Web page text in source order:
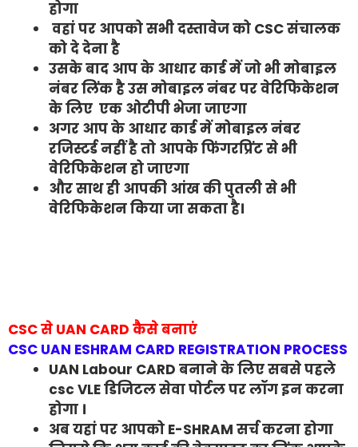
होगा
वहां पर आपको सभी दस्तावेज को CSC संचालक
को दे देना है
उसके बाद आप के आधार कार्ड में जो भी मोबाइल
नंबर लिंक है उस मोबाइल नंबर पर वेरिफिकेशन
के लिए एक ओटीपी भेजा जाएगा
अगर आप के आधार कार्ड में मोबाइल नंबर
रजिस्टर्ड नहीं है तो आपके फिंगरप्रिंट से भी
वेरिफिकेशन हो जाएगा
और साथ ही आपकी आंख की पुतली से भी
वेरिफिकेशन किया जा सकता है।
CSC से UAN CARD कैसे बनाएं
CSC UAN ESHRAM CARD REGISTRATION PROCESS
UAN Labour CARD बनाने के लिए सबसे पहले
csc VLE डिजिटल सेवा पोर्टल पर लॉग इन करना
होगा ।
अब यहां पर आपको E-SHRAM सर्च करना होगा